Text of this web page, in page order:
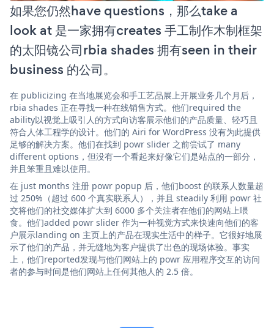
如果您仍然have questions，那么take a
look at 是一家拥有creates 手工制作木制框架
的太阳镜公司rbia shades 拥有seen in their
business 的公司。
在 publicizing 在当地展览会和手工艺品展上开展业务几个月后，
rbia shades 正在寻找一种在线销售方式。他们required the
ability以视觉上吸引人的方式向访客展示他们的产品质量、轻巧且
符合人体工程学的设计。他们的 Airi for WordPress 没有为此提供
足够的解决方案。他们在找到 powr slider 之前尝试了 many
different options，但没有一个看起来好像它们是站点的一部分，
并且笨重且难以使用。
在 just months 注册 powr popup 后，他们boost 的联系人数量超
过 250%（超过 600 个真实联系人），并且 steadily 利用 powr 社
交将他们的社交媒体扩大到 6000 多个关注者在他们的网站上喂
食。他们added powr slider 作为一种视觉方式来快速向他们的客
户展示landing on 主页上的产品在现实生活中的样子。它很好地展
示了他们的产品，并无缝地为客户提供了出色的现场体验。事实
上，他们reported发现与他们网站上的 powr 应用程序交互的访问
者的参与时间是他们网站上任何其他人的 2.5 倍。